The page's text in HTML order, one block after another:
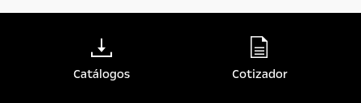
Catálogos Cotizador